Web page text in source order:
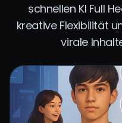
schnellen KI Full
kreative Flexibilität
virale